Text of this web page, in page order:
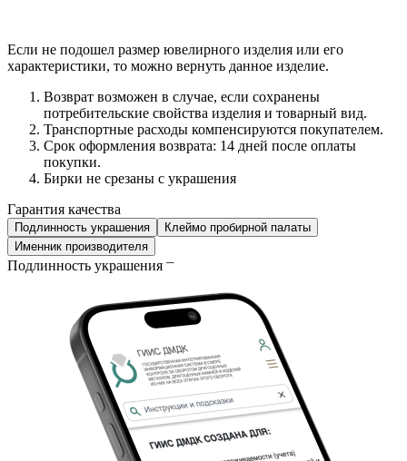
Если не подошел размер ювелирного изделия или его
характеристики, то можно вернуть данное изделие.
Возврат возможен в случае, если сохранены
потребительские свойства изделия и товарный вид.
Транспортные расходы компенсируются покупателем.
Срок оформления возврата: 14 дней после оплаты
покупки.
Бирки не срезаны с украшения
Гарантия качества
Подлинность украшения
Клеймо пробирной палаты
Именник производителя
Подлинность украшения